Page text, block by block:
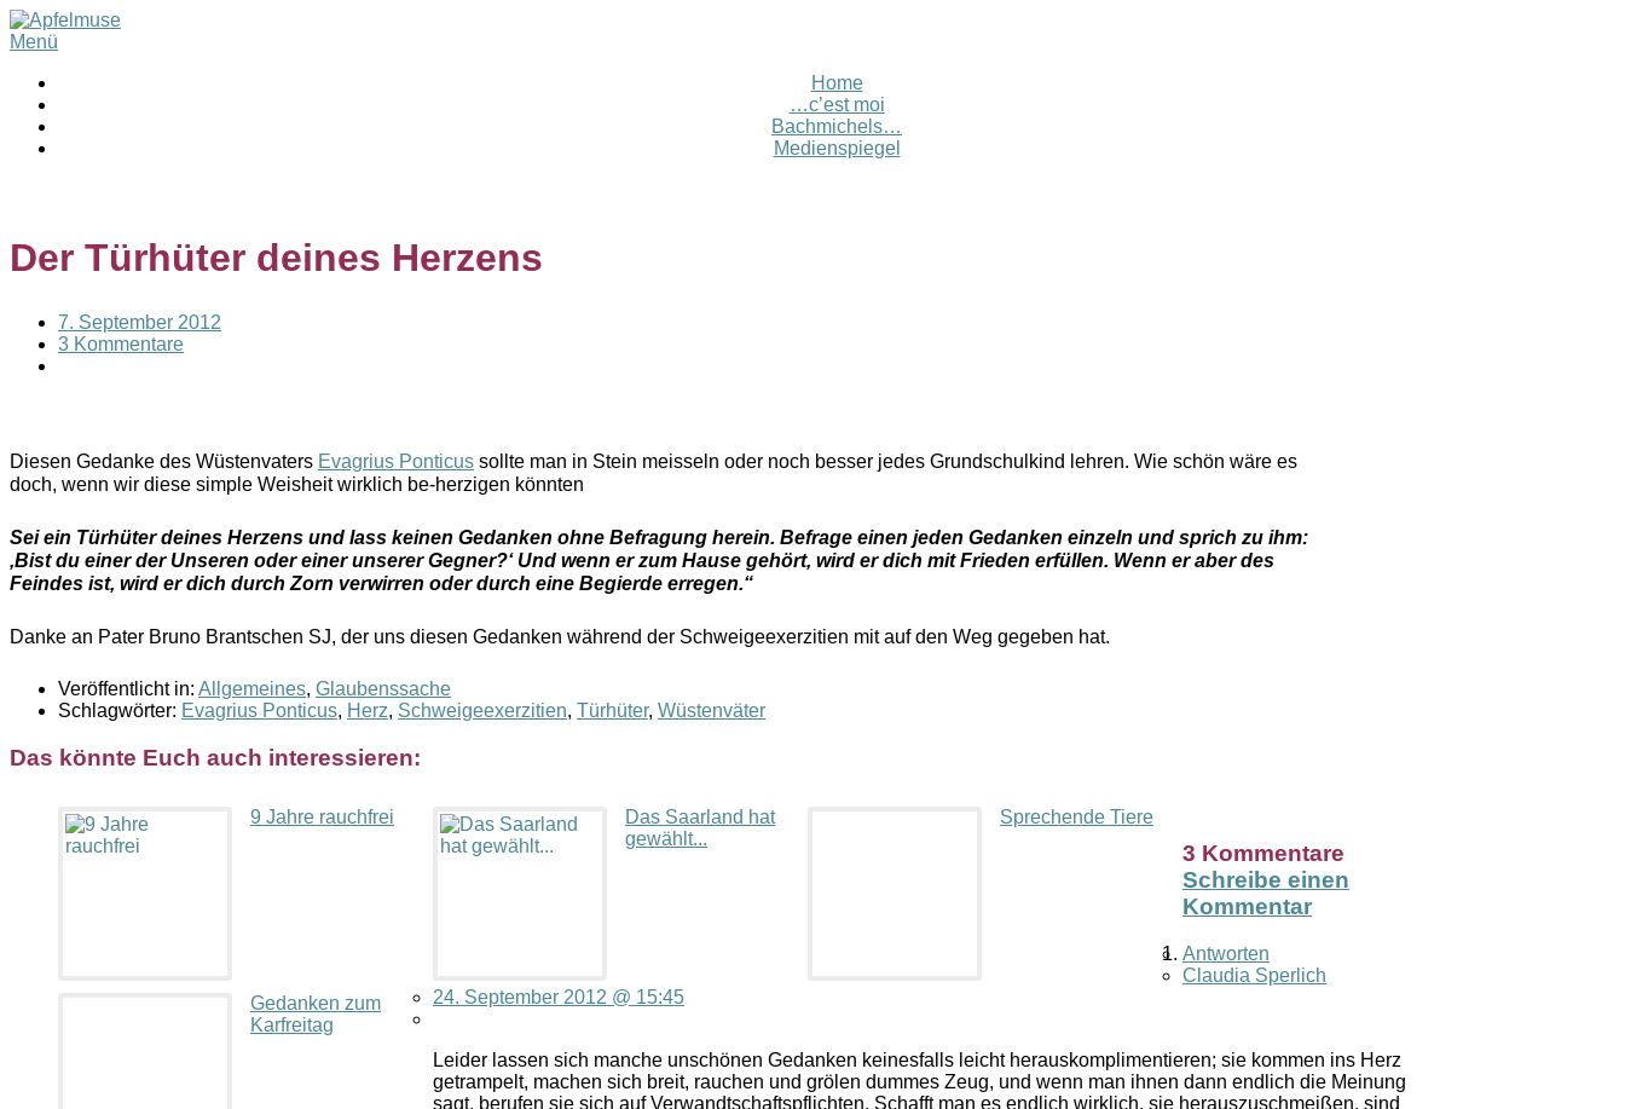
Menü
Home
…c’est moi
Bachmichels…
Medienspiegel
Der Türhüter deines Herzens
7. September 2012
3 Kommentare
Diesen Gedanke des Wüstenvaters Evagrius Ponticus sollte man in Stein meisseln oder noch besser jedes Grundschulkind lehren. Wie schön wäre es
doch, wenn wir diese simple Weisheit wirklich be-herzigen könnten
Sei ein Türhüter deines Herzens und lass keinen Gedanken ohne Befragung herein. Befrage einen jeden Gedanken einzeln und sprich zu ihm:
‚Bist du einer der Unseren oder einer unserer Gegner?‘ Und wenn er zum Hause gehört, wird er dich mit Frieden erfüllen. Wenn er aber des
Feindes ist, wird er dich durch Zorn verwirren oder durch eine Begierde erregen.“
Danke an Pater Bruno Brantschen SJ, der uns diesen Gedanken während der Schweigeexerzitien mit auf den Weg gegeben hat.
Veröffentlicht in: Allgemeines, Glaubenssache
Schlagwörter: Evagrius Ponticus, Herz, Schweigeexerzitien, Türhüter, Wüstenväter
Das könnte Euch auch interessieren:
9 Jahre rauchfrei
Das Saarland hat
gewählt...
Sprechende Tiere
Gedanken zum
Karfreitag
3 Kommentare
Schreibe einen
Kommentar
Antworten
Claudia Sperlich
24. September 2012 @ 15:45
Leider lassen sich manche unschönen Gedanken keinesfalls leicht herauskomplimentieren; sie kommen ins Herz
getrampelt, machen sich breit, rauchen und grölen dummes Zeug, und wenn man ihnen dann endlich die Meinung
sagt, berufen sie sich auf Verwandtschaftspflichten. Schafft man es endlich wirklich, sie herauszuschmeißen, sind